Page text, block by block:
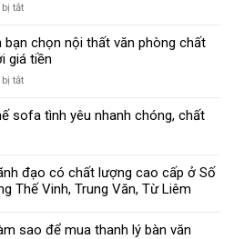
tắtở
Khoa
mách
tiêu
chọn
phòng
đạt
bạn chọn nội thất văn phòng chất
giá tiền
tắtở
Khoa
nội
thất
chất
sofa tình yêu nhanh chóng, chất
đạo có chất lượng cao cấp ở Số
Thế Vinh, Trung Văn, Từ Liêm
sao để mua thanh lý bàn văn